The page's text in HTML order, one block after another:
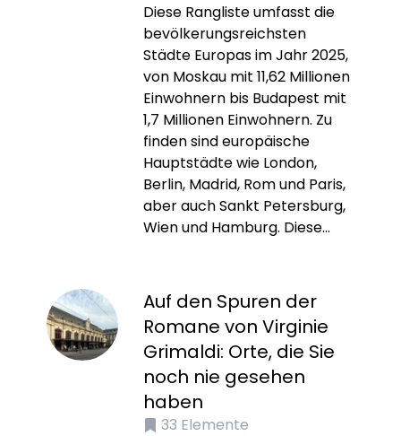
Diese Rangliste umfasst die
bevölkerungsreichsten
Städte Europas im Jahr 2025,
von Moskau mit 11,62 Millionen
Einwohnern bis Budapest mit
1,7 Millionen Einwohnern. Zu
finden sind europäische
Hauptstädte wie London,
Berlin, Madrid, Rom und Paris,
aber auch Sankt Petersburg,
Wien und Hamburg. Diese...
Auf den Spuren der
Romane von Virginie
Grimaldi: Orte, die Sie
noch nie gesehen
haben
33 Elemente